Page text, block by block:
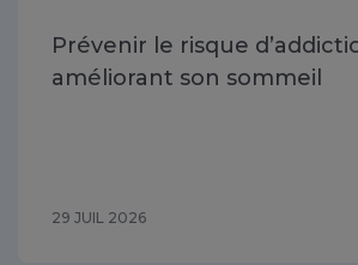
Prévenir le risque
améliorant son sommeil
29 JUIL 2026